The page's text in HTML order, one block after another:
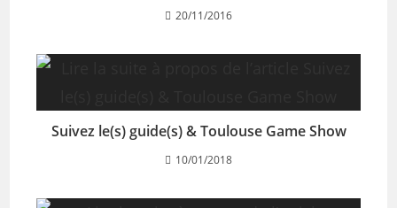
20/11/2016
Suivez le(s) guide(s) & Toulouse Game Show
10/01/2018